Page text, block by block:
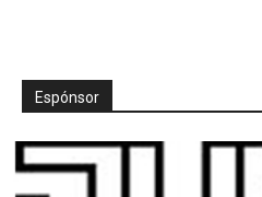
Espónsor